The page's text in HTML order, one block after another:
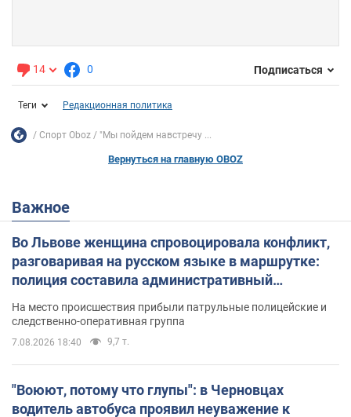
14 0 Подписаться
Теги Редакционная политика
Спорт Oboz "Мы пойдем навстречу ...
Вернуться на главную OBOZ
Важное
Во Львове женщина спровоцировала конфликт,
разговаривая на русском языке в маршрутке:
полиция составила административный
протокол. Видео
На место происшествия прибыли патрульные полицейские и
следственно-оперативная группа
7.08.2026 18:40 9,7 т.
"Воюют, потому что глупы": в Черновцах
водитель автобуса проявил неуважение к